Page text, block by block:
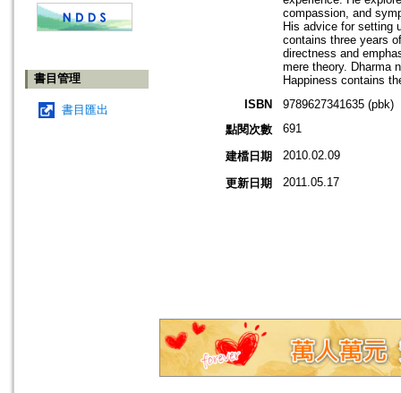
書目管理
書目匯出
compassion, and
His advice for setting
contains three years
directness and
mere theory. Dharma
Happiness contains
ISBN
9789627341635 (pbk)
點閱次數
691
建檔日期 2010.02.09
更新日期 2011.05.17